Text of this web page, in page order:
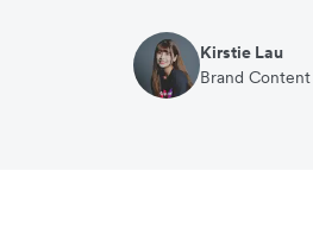
Kirstie Lau
Brand